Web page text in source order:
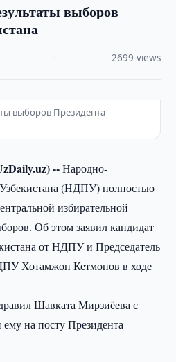
выборов
2699 views
выборов Президента
--Народно-
Узбекистана (НДПУ) полностью
избирательной
Об этом заявил кандидат
от НДПУ и Председатель
Хотамжон Кетмонов в ходе
Шавката Мирзиёева с
на посту Президента